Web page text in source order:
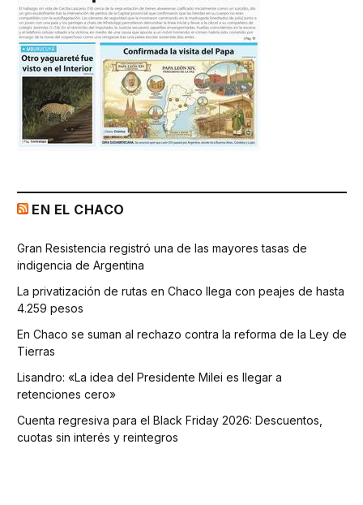
EN EL CHACO
Gran Resistencia registró una de las mayores tasas de
indigencia de Argentina
La privatización de rutas en Chaco llega con peajes de hasta
4.259 pesos
En Chaco se suman al rechazo contra la reforma de la Ley de
Tierras
Lisandro: «La idea del Presidente Milei es llegar a
retenciones cero»
Cuenta regresiva para el Black Friday 2026: Descuentos,
cuotas sin interés y reintegros